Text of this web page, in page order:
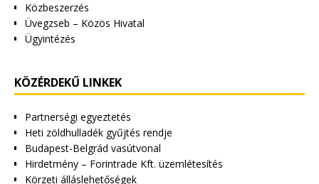
Közbeszerzés
Üvegzseb – Közös Hivatal
Ügyintézés
KÖZÉRDEKŰ LINKEK
Partnerségi egyeztetés
Heti zöldhulladék gyűjtés rendje
Budapest-Belgrád vasútvonal
Hirdetmény – Forintrade Kft. üzemlétesítés
Körzeti álláslehetőségek